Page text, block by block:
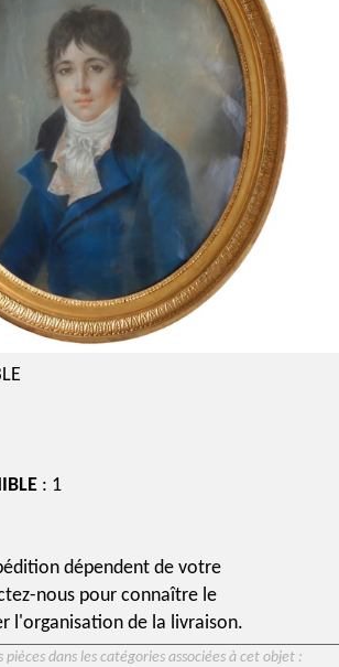
: 1
dépendent de votre
nous pour connaître le
l'organisation de la livraison.
pièces dans les catégories associées à cet objet :